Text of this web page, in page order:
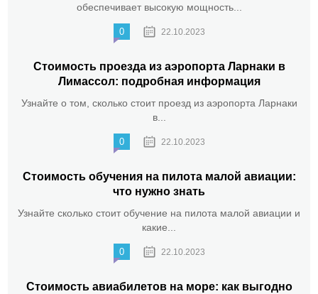
обеспечивает высокую мощность...
0 22.10.2023
Стоимость проезда из аэропорта Ларнаки в
Лимассол: подробная информация
Узнайте о том, сколько стоит проезд из аэропорта Ларнаки
в...
0 22.10.2023
Стоимость обучения на пилота малой авиации:
что нужно знать
Узнайте сколько стоит обучение на пилота малой авиации и
какие...
0 22.10.2023
Стоимость авиабилетов на море: как выгодно